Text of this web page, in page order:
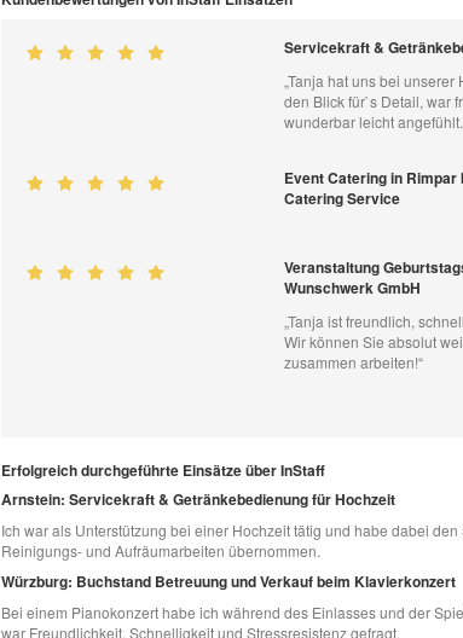
Servicekraft &
„Tanja hat uns bei
den Blick für`s Detail, war
wunderbar leicht
Event Catering in
Catering Service
Veranstaltung
Wunschwerk GmbH
„Tanja ist freundlich,
Wir können Sie absolut
zusammen arbeiten!“
Erfolgreich durchgeführte Einsätze über InStaff
Arnstein: Servicekraft & Getränkebedienung für Hochzeit
Ich war als Unterstützung bei einer Hochzeit tätig und habe dabei
Reinigungs- und Aufräumarbeiten übernommen.
Würzburg: Buchstand Betreuung und Verkauf beim Klavierkonzert
Bei einem Pianokonzert habe ich während des Einlasses und der
war Freundlichkeit, Schnelligkeit und Stressresistenz gefragt.